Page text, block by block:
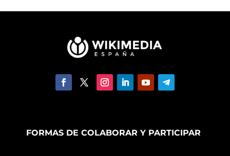
FORMAS DE COLABORAR Y PARTICIPAR